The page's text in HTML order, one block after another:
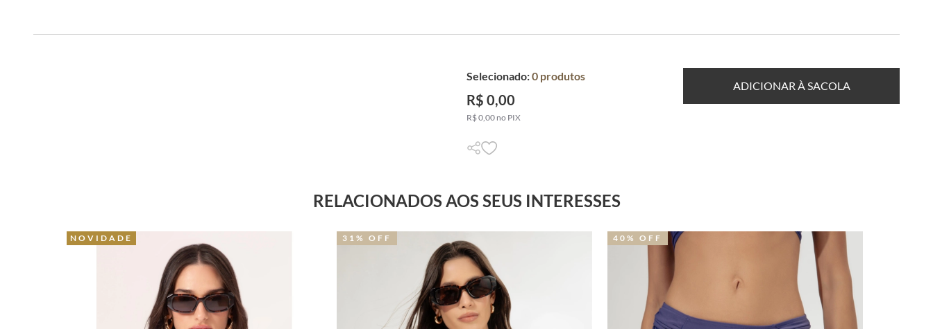
Selecionado:0 produtos
R$ 0,00
R$ 0,00 no PIX
ADICIONAR À SACOLA
RELACIONADOS AOS SEUS INTERESSES
NOVIDADE 31% OFF 40% OFF